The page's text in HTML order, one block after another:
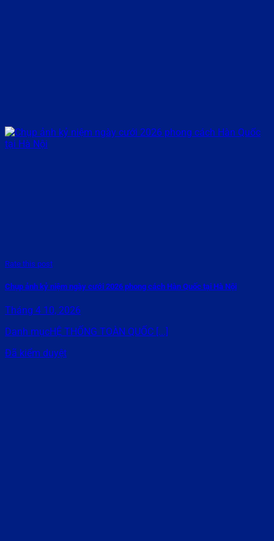
Rate this post
Chụp ảnh kỷ niệm ngày cưới 2026 phong cách Hàn Quốc tại Hà Nội
Tháng 4 10, 2026
Danh mụcHỆ THỐNG TOÀN QUỐC [...]
Đã kiểm duyệt